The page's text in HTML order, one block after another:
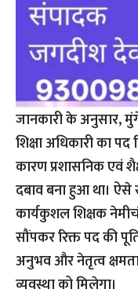
जानकारी के अनुसार,
शिक्षा अधिकारी का
कारण प्रशासनिक एवं
दबाव बना हुआ था।
कार्यकुशल शिक्षक
सौंपकर रिक्त पद की
अनुभव और नेतृत्व